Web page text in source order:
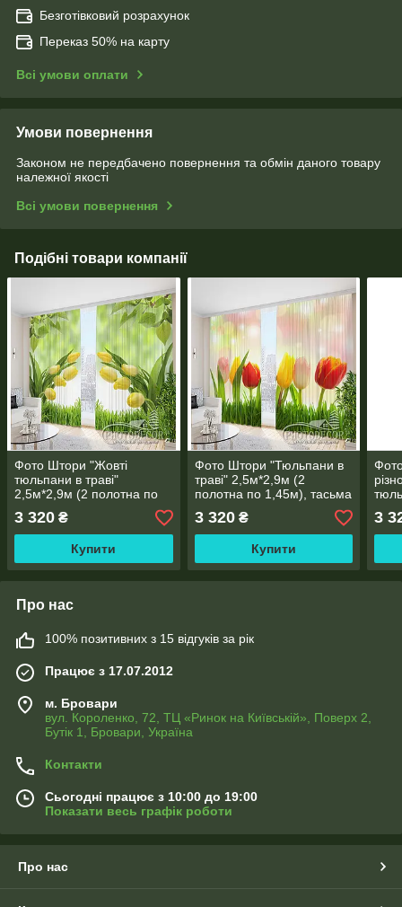
Безготівковий розрахунок
Переказ 50% на карту
Всі умови оплати
Умови повернення
Законом не передбачено повернення та обмін даного товару
належної якості
Всі умови повернення
Подібні товари компанії
Фото Штори "Жовті
тюльпани в траві"
2,5м*2,9м (2 полотна по
3 320 ₴
Купити
Фото Штори "Тюльпани в
траві" 2,5м*2,9м (2
полотна по 1,45м), тасьма
3 320₴
Купити
3
Про нас
100% позитивних з 15 відгуків за рік
Працює з 17.07.2012
м. Бровари
вул. Короленко, 72, ТЦ «Ринок на Київській», Поверх 2,
Бутік 1, Бровари, Україна
Контакти
Сьогодні працює з 10:00 до 19:00
Показати весь графік роботи
Про нас